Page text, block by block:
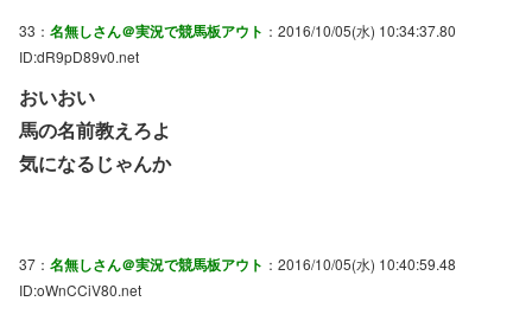
33： 名無しさん＠実況で競馬板アウト ：2016/10/05(水) 10:34:37.80
ID:dR9pD89v0.net
おいおい
馬の名前教えろよ
気になるじゃんか
37： 名無しさん＠実況で競馬板アウト ：2016/10/05(水) 10:40:59.48
ID:oWnCCiV80.net